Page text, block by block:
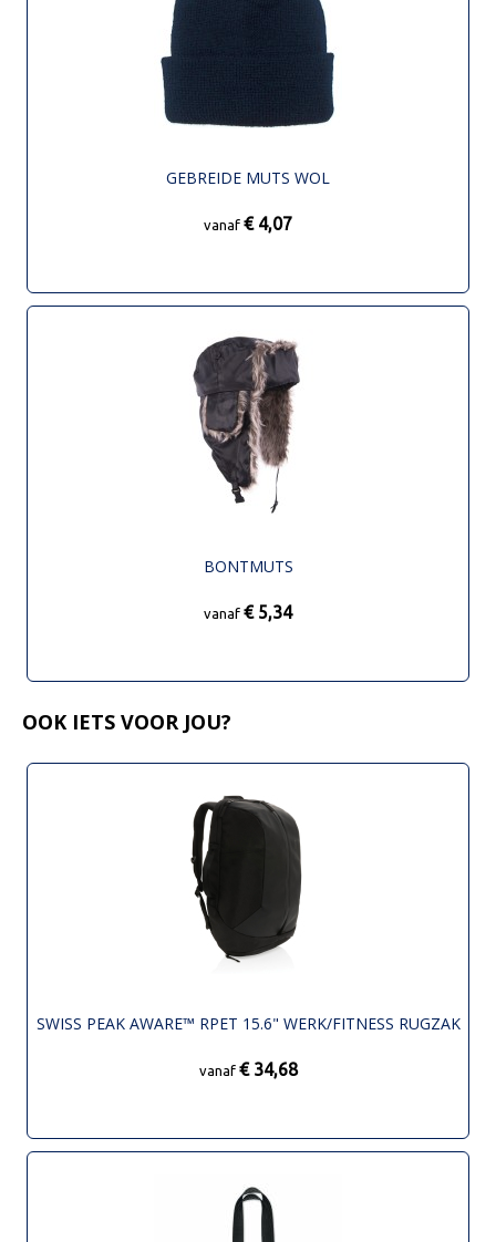
GEBREIDE MUTS WOL
vanaf € 4,07
BONTMUTS
vanaf € 5,34
OOK IETS VOOR JOU?
SWISS PEAK AWARE™ RPET 15.6" WERK/FITNESS RUGZAK
vanaf € 34,68